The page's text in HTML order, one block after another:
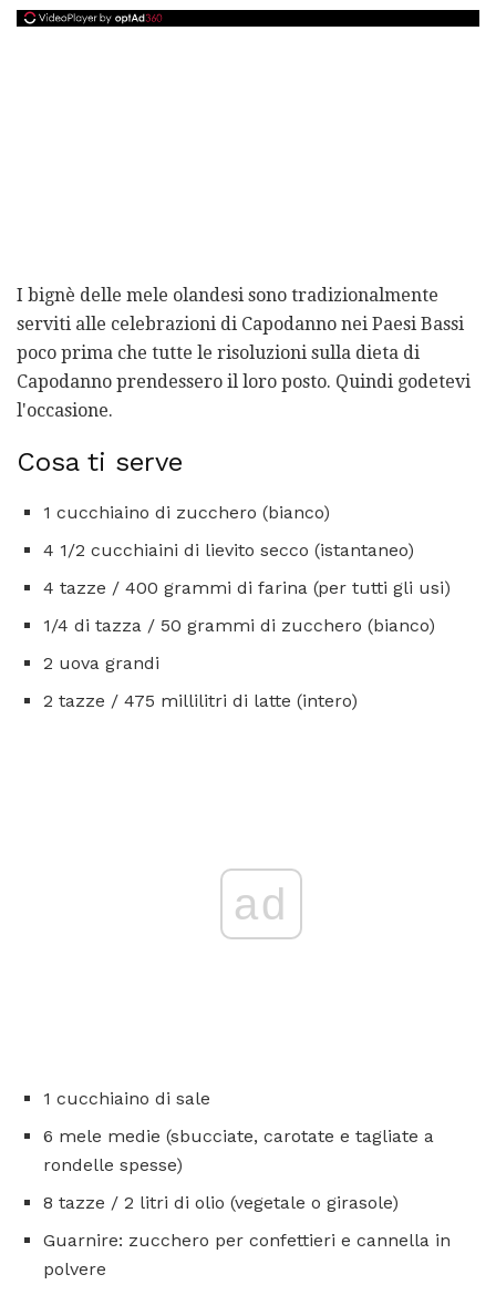
I bignè delle mele olandesi sono tradizionalmente
serviti alle celebrazioni di Capodanno nei Paesi Bassi
poco prima che tutte le risoluzioni sulla dieta di
Capodanno prendessero il loro posto. Quindi godetevi
l'occasione.
Cosa ti serve
1 cucchiaino di zucchero (bianco)
4 1/2 cucchiaini di lievito secco (istantaneo)
4 tazze / 400 grammi di farina (per tutti gli usi)
1/4 di tazza / 50 grammi di zucchero (bianco)
2 uova grandi
2 tazze / 475 millilitri di latte (intero)
ad
1 cucchiaino di sale
6 mele medie (sbucciate, carotate e tagliate a
rondelle spesse)
8 tazze / 2 litri di olio (vegetale o girasole)
Guarnire: zucchero per confettieri e cannella in
polvere